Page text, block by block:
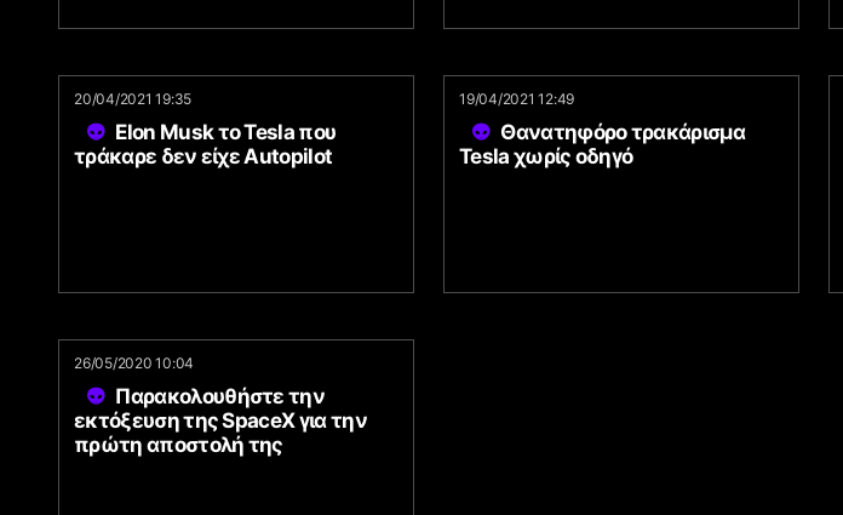
20/04/2021 19:35
Elon Musk το Tesla που
τράκαρε δεν είχε Autopilot
19/04/2021 12:49
Θανατηφόρο τρακάρισμα
Tesla χωρίς οδηγό
26/05/2020 10:04
Παρακολουθήστε την
εκτόξευση της SpaceX για την
πρώτη αποστολή της